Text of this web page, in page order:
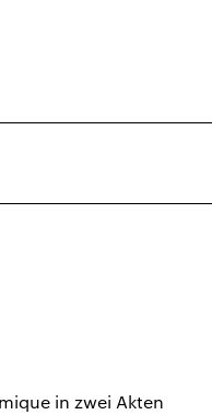
in zwei Akten